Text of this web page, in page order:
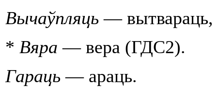
Вычаўпляць— вытвараць,
* Вяра — вера (ГДС2).
Гараць— араць.